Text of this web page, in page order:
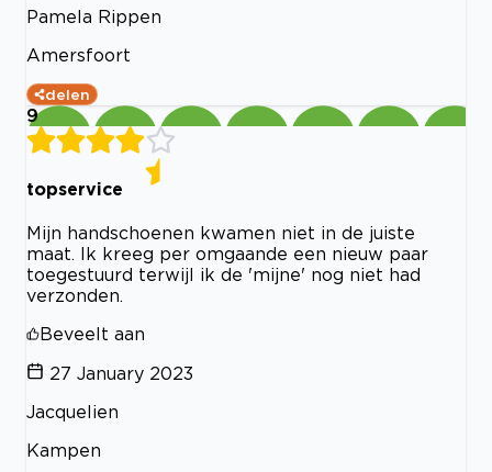
Pamela Rippen
Amersfoort
delen
9
topservice
Mijn handschoenen kwamen niet in de juiste
maat. Ik kreeg per omgaande een nieuw paar
toegestuurd terwijl ik de 'mijne' nog niet had
verzonden.
Beveelt aan
27 January 2023
Jacquelien
Kampen